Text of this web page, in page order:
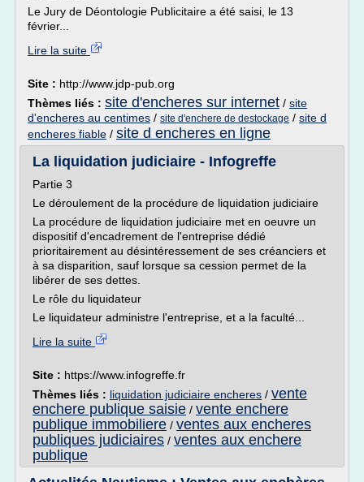
Le Jury de Déontologie Publicitaire a été saisi, le 13
février...
Lire la suite
Site : http://www.jdp-pub.org
Thèmes liés : site d'encheres sur internet / site
d'encheres au centimes / site d'enchere de destockage / site d
encheres fiable / site d encheres en ligne
La liquidation judiciaire - Infogreffe
Partie 3
Le déroulement de la procédure de liquidation judiciaire
La procédure de liquidation judiciaire met en oeuvre un
dispositif d'encadrement de l'entreprise dédié
prioritairement au désintéressement de ses créanciers et
à sa disparition, sauf lorsque sa cession permet de la
libérer de ses dettes.
Le rôle du liquidateur
Le liquidateur administre l'entreprise, et a la faculté...
Lire la suite
Site : https://www.infogreffe.fr
Thèmes liés : liquidation judiciaire encheres / vente
enchere publique saisie / vente enchere
publique immobiliere / ventes aux encheres
publiques judiciaires / ventes aux enchere
publique